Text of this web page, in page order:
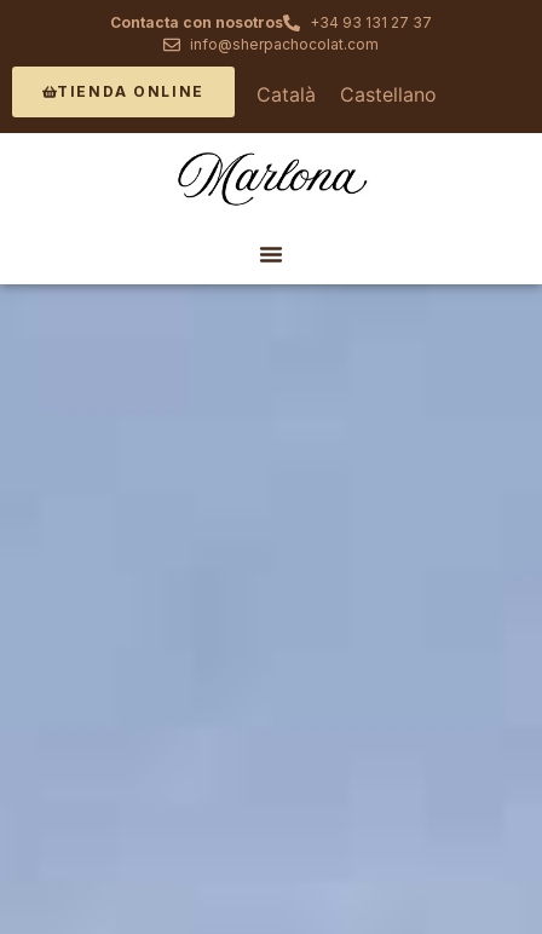
Contacta con nosotros
+34 93 131 27 37
info@sherpachocolat.com
TIENDA ONLINE Català Castellano